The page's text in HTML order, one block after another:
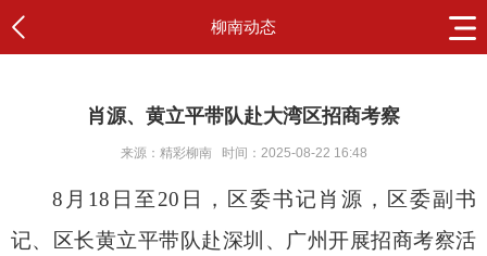
柳南动态
肖源、黄立平带队赴大湾区招商考察
来源：精彩柳南 时间：2025-08-22 16:48
8月18日至20日，区委书记肖源，区委副书
记、区长黄立平带队赴深圳、广州开展招商考察活